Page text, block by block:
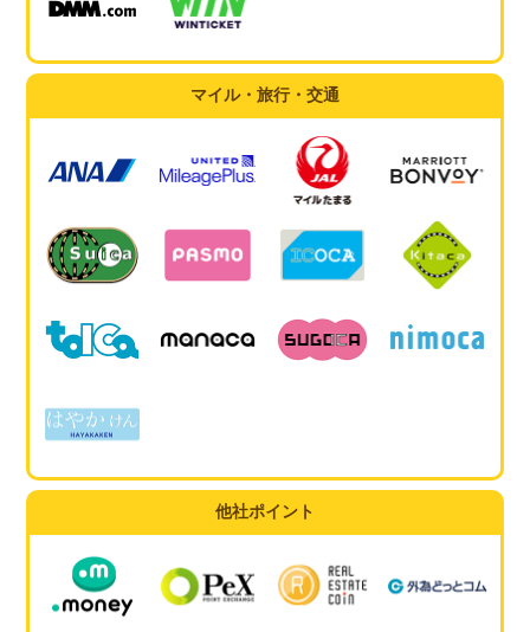
マイル・旅行・交通
他社ポイント